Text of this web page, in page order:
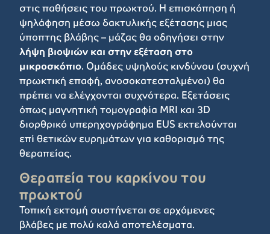
στις παθήσεις του πρωκτού. Η επισκόπηση ή
ψηλάφηση μέσω δακτυλικής εξέτασης μιας
ύποπτης βλάβης – μάζας θα οδηγήσει στην
λήψη βιοψιών και στην εξέταση στο
μικροσκόπιο. Ομάδες υψηλούς κινδύνου (συχνή
πρωκτική επαφή, ανοσοκατεσταλμένοι) θα
πρέπει να ελέγχονται συχνότερα. Εξετάσεις
όπως μαγνητική τομογραφία MRI και 3D
διορθρικό υπερηχογράφημα EUS εκτελούνται
επί θετικών ευρημάτων για καθορισμό της
θεραπείας.
Θεραπεία του καρκίνου του
πρωκτού
Τοπική εκτομή συστήνεται σε αρχόμενες
βλάβες με πολύ καλά αποτελέσματα.